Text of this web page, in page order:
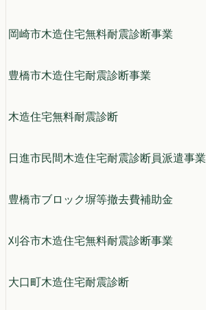
岡崎市木造住宅無料耐震診断事業
豊橋市木造住宅耐震診断事業
木造住宅無料耐震診断
日進市民間木造住宅耐震診断員派遣事業
豊橋市ブロック塀等撤去費補助金
刈谷市木造住宅無料耐震診断事業
大口町木造住宅耐震診断